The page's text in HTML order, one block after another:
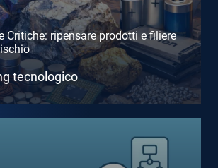
Critiche: ripensare prodotti e filiere
tecnologico